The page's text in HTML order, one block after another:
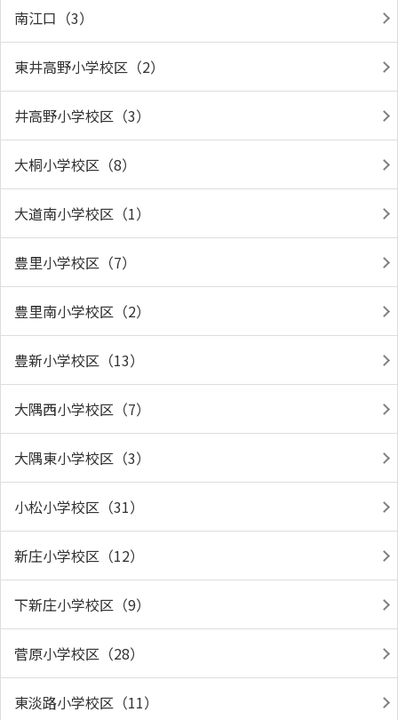
南江口（3）
東井高野小学校区（2）
井高野小学校区（3）
大桐小学校区（8）
大道南小学校区（1）
豊里小学校区（7）
豊里南小学校区（2）
豊新小学校区（13）
大隅西小学校区（7）
大隅東小学校区（3）
小松小学校区（31）
新庄小学校区（12）
下新庄小学校区（9）
菅原小学校区（28）
東淡路小学校区（11）